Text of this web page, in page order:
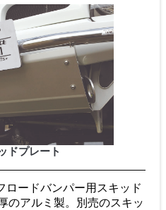
ドプレート
ロードバンパー用スキッド
のアルミ製。別売のスキッ